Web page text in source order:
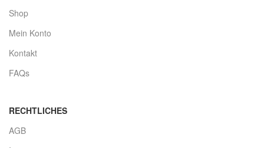
Shop
Mein Konto
Kontakt
FAQs
RECHTLICHES
AGB